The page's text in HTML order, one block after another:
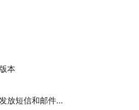
本
诚展人力资源管理系统增加工资发放短信和邮件通知功能